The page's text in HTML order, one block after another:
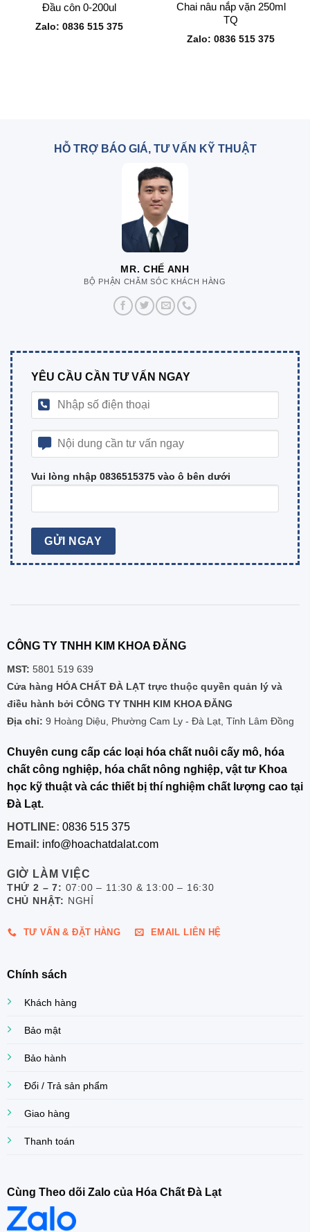
Đầu côn 0-200ul
Zalo: 0836 515 375
Chai nâu nắp vặn 250ml
TQ
Zalo: 0836 515 375
HỖ TRỢ BÁO GIÁ, TƯ VẤN KỸ THUẬT
MR. CHẾ ANH
BỘ PHẬN CHĂM SÓC KHÁCH HÀNG
YÊU CẦU CẦN TƯ VẤN NGAY
Vui lòng nhập 0836515375 vào ô bên dưới
CÔNG TY TNHH KIM KHOA ĐĂNG
MST: 5801 519 639
Cửa hàng HÓA CHẤT ĐÀ LẠT trực thuộc quyền quản lý và
điều hành bởi CÔNG TY TNHH KIM KHOA ĐĂNG
Địa chỉ: 9 Hoàng Diệu, Phường Cam Ly - Đà Lạt, Tỉnh Lâm Đồng
Chuyên cung cấp các loại hóa chất nuôi cấy mô, hóa
chất công nghiệp, hóa chất nông nghiệp, vật tư Khoa
học kỹ thuật và các thiết bị thí nghiệm chất lượng cao tại
Đà Lạt.
HOTLINE: 0836 515 375
Email: info@hoachatdalat.com
GIỜ LÀM VIỆC
THỨ 2 – 7: 07:00 – 11:30 & 13:00 – 16:30
CHỦ NHẬT: NGHỈ
TƯ VẤN & ĐẶT HÀNG EMAIL LIÊN HỆ
Chính sách
Khách hàng
Bảo mật
Bảo hành
Đổi / Trả sản phẩm
Giao hàng
Thanh toán
Cùng Theo dõi Zalo của Hóa Chất Đà Lạt